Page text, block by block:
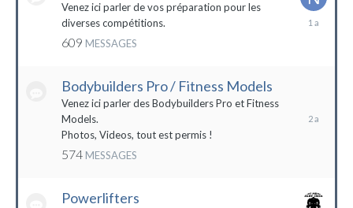
Venez ici parler de vos préparation pour les
diverses compétitions.
609 MESSAGES
14
Bodybuilders Pro / Fitness Models
Venez ici parler des Bodybuilders Pro et Fitness
Models.
Photos, Videos, tout est permis !
574 MESSAGES
2021
Powerlifters